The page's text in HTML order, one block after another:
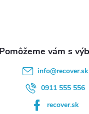
info@recover.sk
0911 555 556
recover.sk